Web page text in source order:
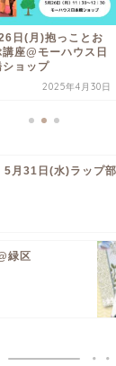
日(月)抱っことお
講座@モーハウス日
ショップ
2025年4月30日
5月31日(水)ラップ
緑区